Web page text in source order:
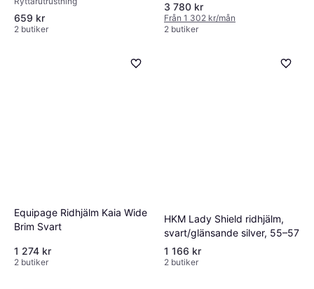
659 kr
2 butiker
3 780 kr
Från 1 302 kr/mån
2 butiker
Equipage Ridhjälm Kaia Wide
Brim Svart
1 274 kr
2 butiker
HKM Lady Shield ridhjälm,
svart/glänsande silver, 55–57
1 166 kr
2 butiker